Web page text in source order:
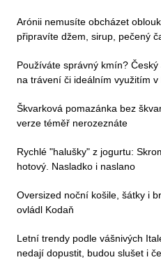
Arónii nemusíte obcházet
připravíte džem, sirup, pečený
Používáte správný kmín?
na trávení či ideálním využitím v
Škvarková pomazánka bez
verze téměř nerozeznáte
Rychlé "halušky" z jogurtu:
hotový. Nasladko i naslano
Oversized noční košile, šátky i
ovládl Kodaň
Letní trendy podle vášnivých
nedají dopustit, budou slušet i